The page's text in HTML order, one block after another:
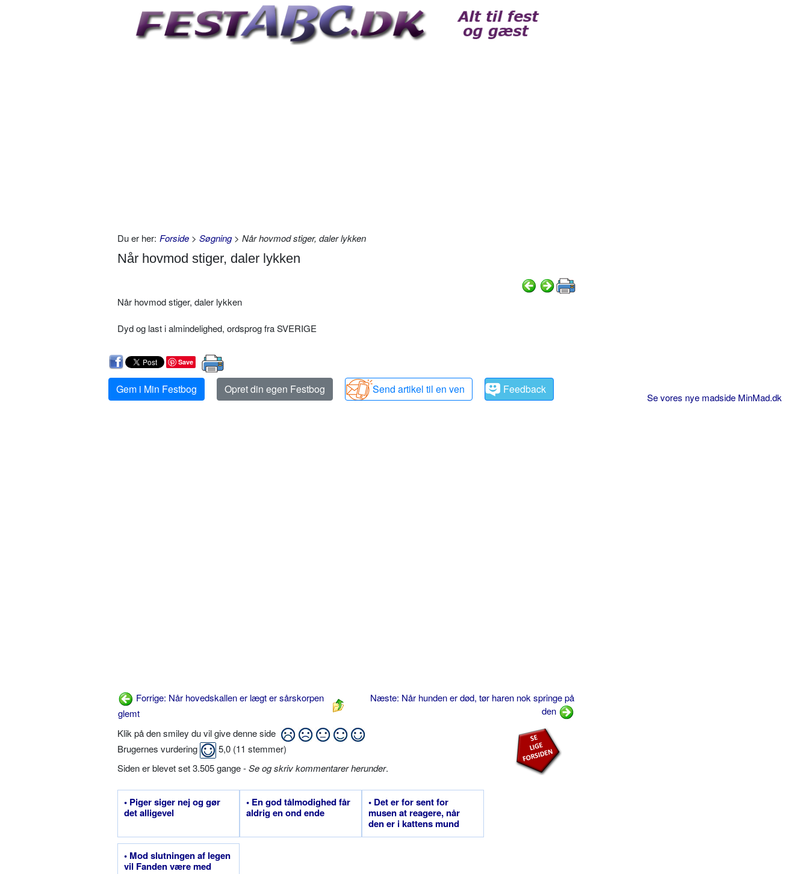
Du er her: Forside > Søgning> Når hovmod stiger, daler lykken
Når hovmod stiger, daler lykken
Når hovmod stiger, daler lykken
Dyd og last i almindelighed, ordsprog fra SVERIGE
Save
Gem i Min Festbog Opret din egen Festbog Send artikel til en ven Feedback
Forrige: Når hovedskallen er lægt er sårskorpen
glemt
Næste: Når hunden er død, tør haren nok springe på
den
Klik på den smiley du vil give denne side
Brugernes vurdering
5,0 (11 stemmer)
Siden er blevet set 3.505 gange -Se og skriv kommentarer herunder.
• Piger siger nej og gør
det alligevel
• En god tålmodighed får
aldrig en ond ende
• Det er for sent for
musen at reagere, når
den er i kattens mund
• Mod slutningen af legen
vil Fanden være med
Se vores nye madside MinMad.dk